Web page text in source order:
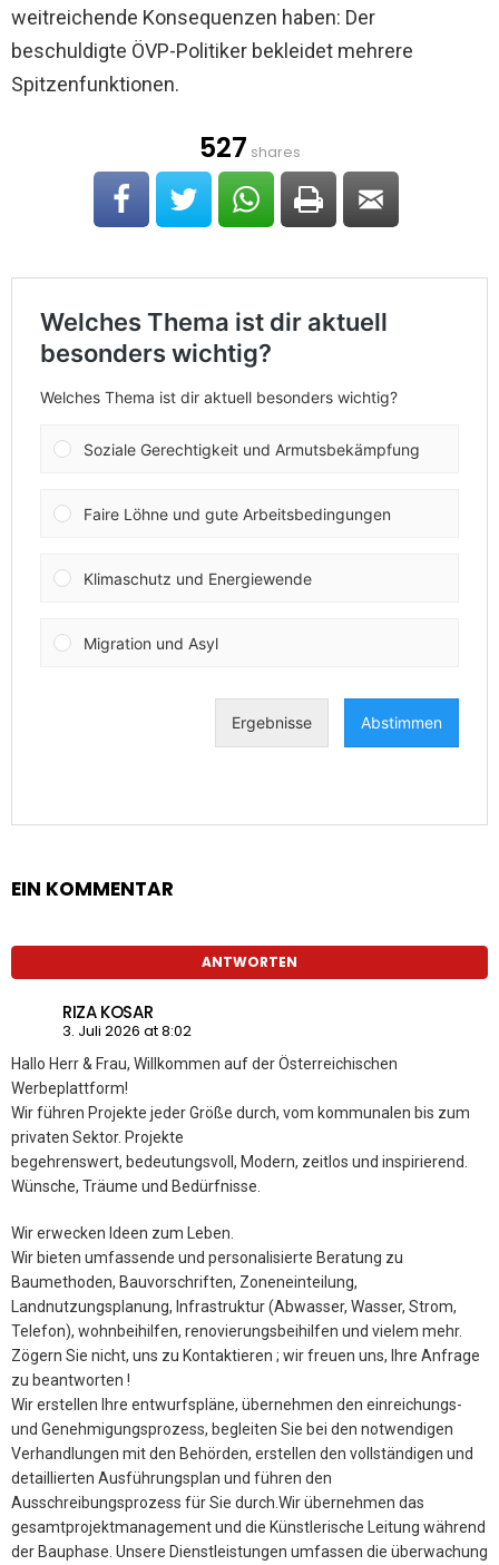
weitreichende Konsequenzen haben: Der
beschuldigte ÖVP-Politiker bekleidet mehrere
Spitzenfunktionen.
527 shares
EIN KOMMENTAR
ANTWORTEN
RIZA KOSAR
3. Juli 2026 at 8:02
Hallo Herr & Frau, Willkommen auf der Österreichischen
Werbeplattform!
Wir führen Projekte jeder Größe durch, vom kommunalen bis zum
privaten Sektor. Projekte
begehrenswert, bedeutungsvoll, Modern, zeitlos und inspirierend.
Wünsche, Träume und Bedürfnisse.
Wir erwecken Ideen zum Leben.
Wir bieten umfassende und personalisierte Beratung zu
Baumethoden, Bauvorschriften, Zoneneinteilung,
Landnutzungsplanung, Infrastruktur (Abwasser, Wasser, Strom,
Telefon), wohnbeihilfen, renovierungsbeihilfen und vielem mehr.
Zögern Sie nicht, uns zu Kontaktieren ; wir freuen uns, Ihre Anfrage
zu beantworten !
Wir erstellen Ihre entwurfspläne, übernehmen den einreichungs-
und Genehmigungsprozess, begleiten Sie bei den notwendigen
Verhandlungen mit den Behörden, erstellen den vollständigen und
detaillierten Ausführungsplan und führen den
Ausschreibungsprozess für Sie durch.Wir übernehmen das
gesamtprojektmanagement und die Künstlerische Leitung während
der Bauphase. Unsere Dienstleistungen umfassen die überwachung